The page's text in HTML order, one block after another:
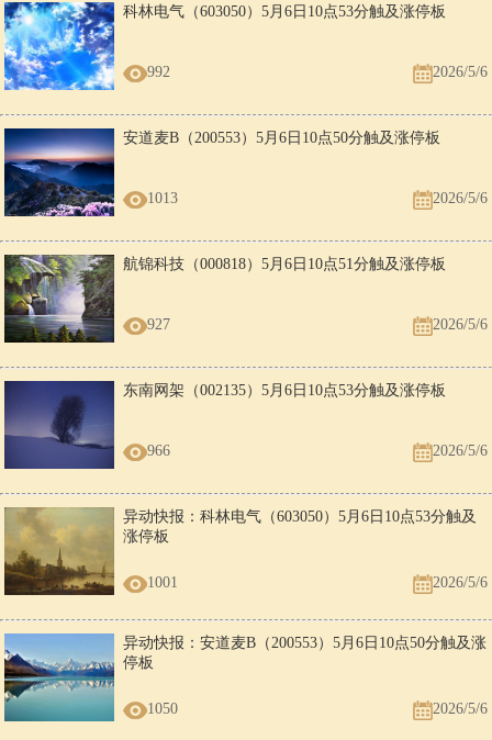
科林电气（603050）5月6日10点53分触及涨停板
992 2026/5/6
安道麦B（200553）5月6日10点50分触及涨停板
1013 2026/5/6
航锦科技（000818）5月6日10点51分触及涨停板
927 2026/5/6
东南网架（002135）5月6日10点53分触及涨停板
966 2026/5/6
异动快报：科林电气（603050）5月6日10点53分触及
涨停板
1001 2026/5/6
异动快报：安道麦B（200553）5月6日10点50分触及涨
停板
1050 2026/5/6